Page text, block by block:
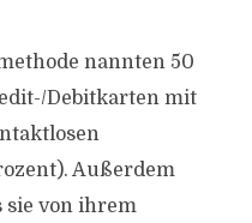
nannten 50
Debitkarten mit
Außerdem
sie von ihrem